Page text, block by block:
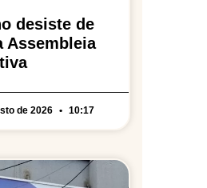
desiste de
Assembleia
de 2026 10:17